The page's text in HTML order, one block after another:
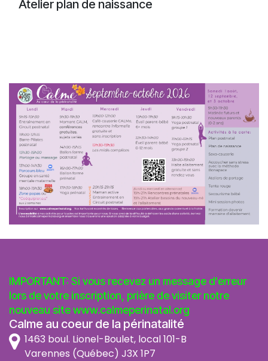
Atelier plan de naissance
IMPORTANT: Si vous recevez un message d'erreur
lors de votre inscription, prière de visiter notre
nouveau sitewww.calmeperinatal.org
Calme au coeur de la périnatalité
1463 boul. Lionel-Boulet, local 101-B
Varennes (Québec) J3X 1P7